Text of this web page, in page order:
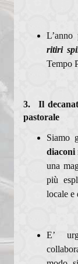
L’anno
ritiri
Tempo
3. Il
pastorale
Siamo
diaconi
una
più
locale e
E’